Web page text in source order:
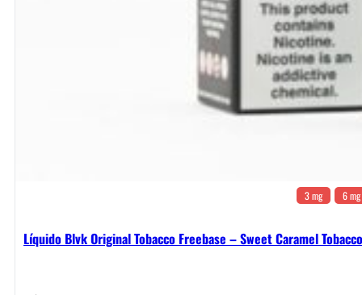
3 mg 6 mg
Líquido Blvk Original Tobacco Freebase – Sweet Caramel Tobacco